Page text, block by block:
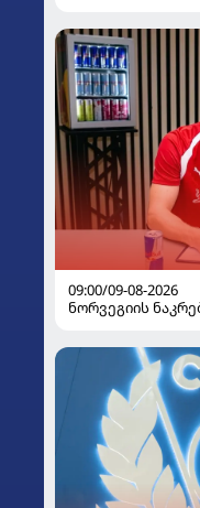
09:00/09-08-2026
ნორვეგიის